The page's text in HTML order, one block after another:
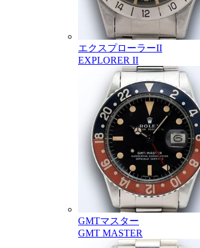
エクスプローラーII
EXPLORER II
GMTマスター
GMT MASTER